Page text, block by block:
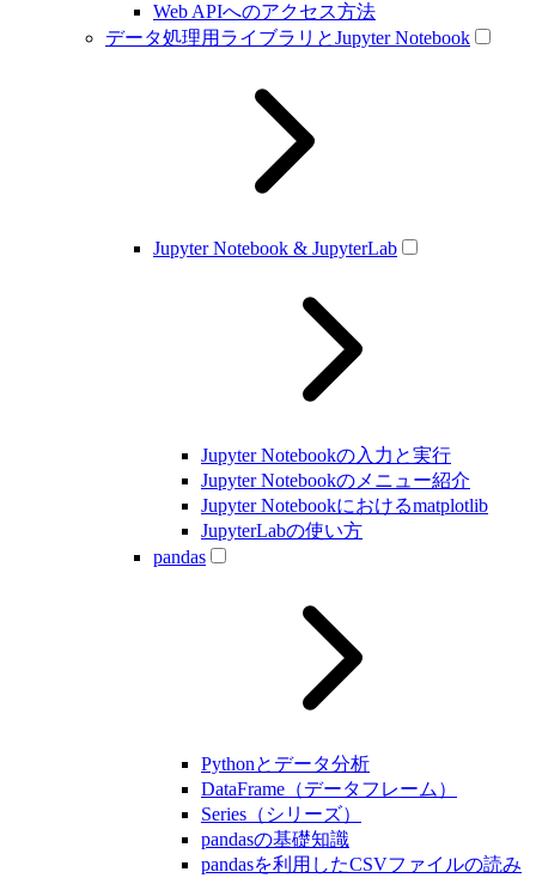
Web APIへのアクセス方法
データ処理用ライブラリとJupyter Notebook
Jupyter Notebook & JupyterLab
Jupyter Notebookの入力と実行
Jupyter Notebookのメニュー紹介
Jupyter Notebookにおけるmatplotlib
JupyterLabの使い方
pandas
Pythonとデータ分析
DataFrame（データフレーム）
Series（シリーズ）
pandasの基礎知識
pandasを利用したCSVファイルの読み